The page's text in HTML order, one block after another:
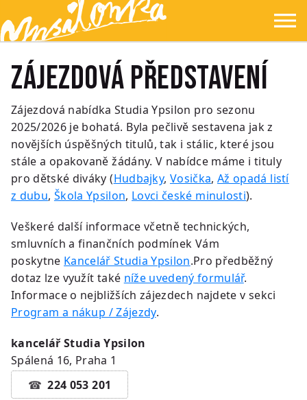
Přejít na hlavní obsah
Přejít na navigaci
Přejít na hledání
Ypsilonka ☰
Zájezdová představení
Zájezdová nabídka Studia Ypsilon pro sezonu
2025/2026 je bohatá. Byla pečlivě sestavena jak z
novějších úspěšných titulů, tak i stálic, které jsou
stále a opakovaně žádány. V nabídce máme i tituly
pro dětské diváky (Hudbajky, Vosička, Až opadá listí
z dubu, Škola Ypsilon, Lovci české minulosti).
Veškeré další informace včetně technických,
smluvních a finančních podmínek Vám
poskytne Kancelář Studia Ypsilon.Pro předběžný
dotaz lze využít také níže uvedený formulář.
Informace o nejbližších zájezdech najdete v sekci
Program a nákup / Zájezdy.
kancelář Studia Ypsilon
Spálená 16, Praha 1
224 053 201